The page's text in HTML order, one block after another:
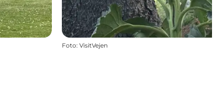
Foto: VisitVejen